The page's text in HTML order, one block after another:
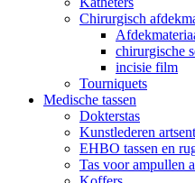
Chirurgisch
chirurgische
incisie film
Tourniquets
Medische tassen
Dokterstas
Kunstlederen
EHBO tassen en
Tas voor ampullen